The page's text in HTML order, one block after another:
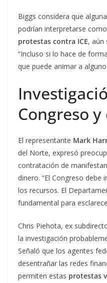
Biggs considera que
podrían interpretarse
protestas contra ICE, aún
“Incluso si lo hace de
que puede animar a
Congreso y
El representante Mark
del Norte, expresó
contratación de
dinero. “El Congreso debe
los recursos. El
fundamental para
Chris Piehota, ex
la investigación
Señaló que los agentes
desentrañar las redes
permiten estas protestas